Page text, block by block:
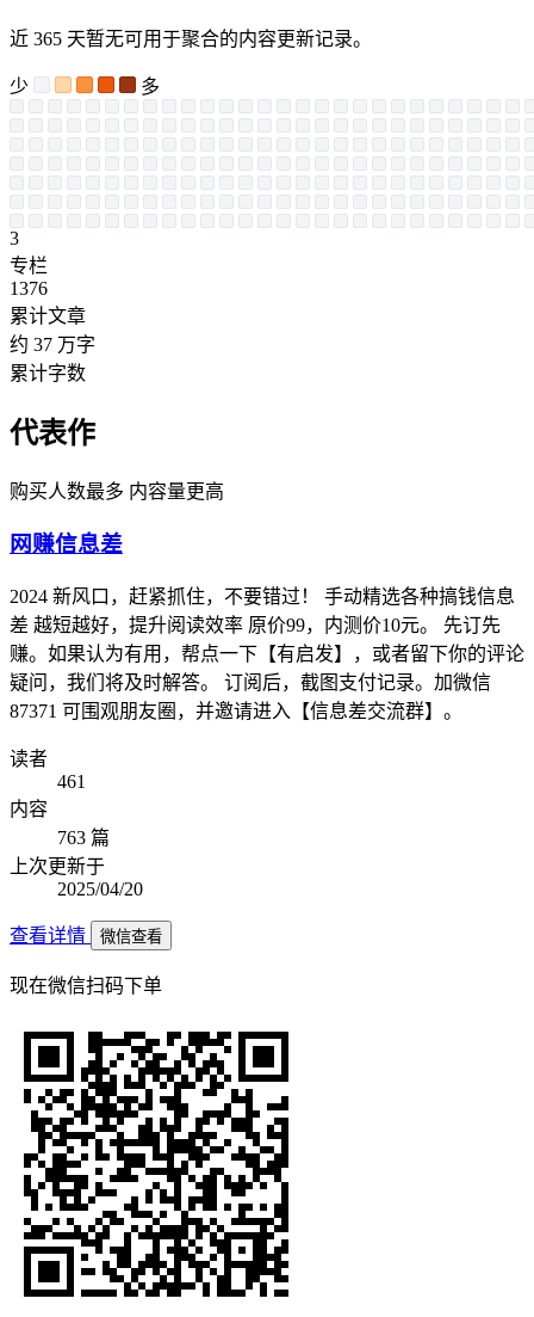
近 365 天暂无可用于聚合的内容更新记录。
少 多
3
专栏
1376
累计文章
约 37 万字
累计字数
代表作
购买人数最多 内容量更高
网赚信息差
2024 新风口，赶紧抓住，不要错过！ 手动精选各种搞钱信息
差 越短越好，提升阅读效率 原价99，内测价10元。 先订先
赚。如果认为有用，帮点一下【有启发】，或者留下你的评论
疑问，我们将及时解答。 订阅后，截图支付记录。加微信
87371 可围观朋友圈，并邀请进入【信息差交流群】。
读者
461
内容
763 篇
上次更新于
2025/04/20
查看详情 微信查看
现在微信扫码下单